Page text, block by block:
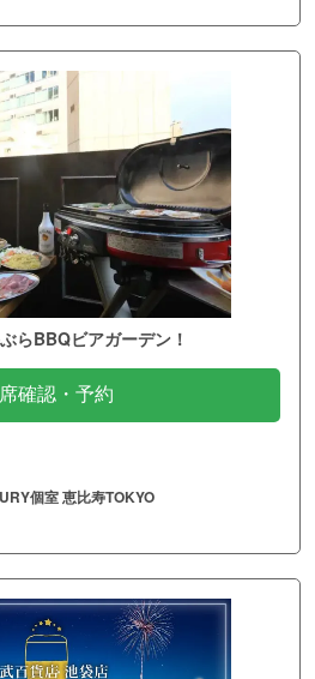
らBBQビアガーデン！
確認・予約
個室 恵比寿TOKYO